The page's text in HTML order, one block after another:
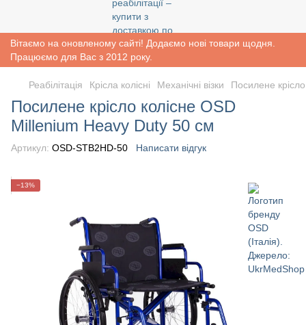
Вітаємо на оновленому сайті! Додаємо нові товари щодня.
Працюємо для Вас з 2012 року.
Реабiлiтацiя Крісла колісні Механічні візки Посилене
Посилене крісло колісне OSD
Millenium Heavy Duty 50 см
Артикул: OSD-STB2HD-50 Написати відгук
−13%